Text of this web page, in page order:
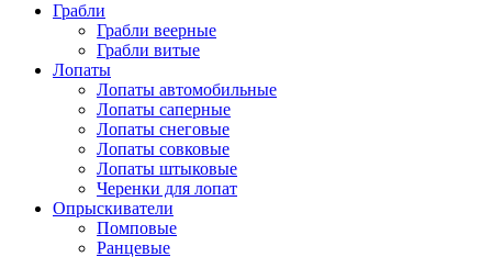
Грабли
Грабли веерные
Грабли витые
Лопаты
Лопаты автомобильные
Лопаты саперные
Лопаты снеговые
Лопаты совковые
Лопаты штыковые
Черенки для лопат
Опрыскиватели
Помповые
Ранцевые